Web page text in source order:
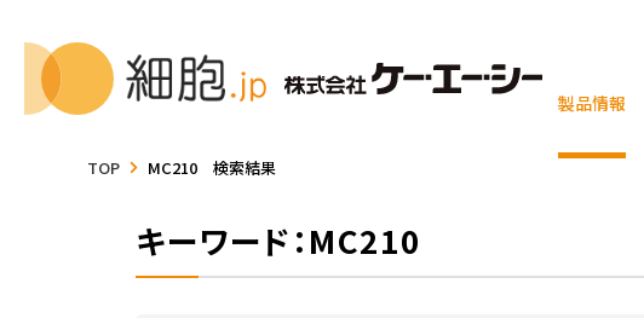
製品情報
TOP MC210 検索結果
キーワード：MC210